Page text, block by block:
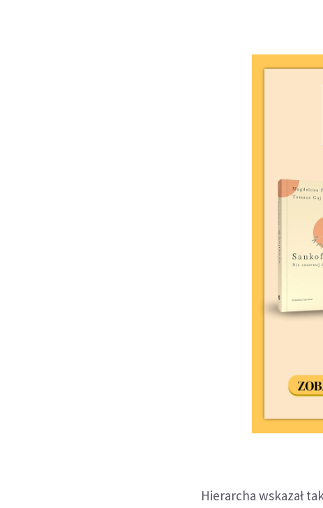
Hierarcha wskazał